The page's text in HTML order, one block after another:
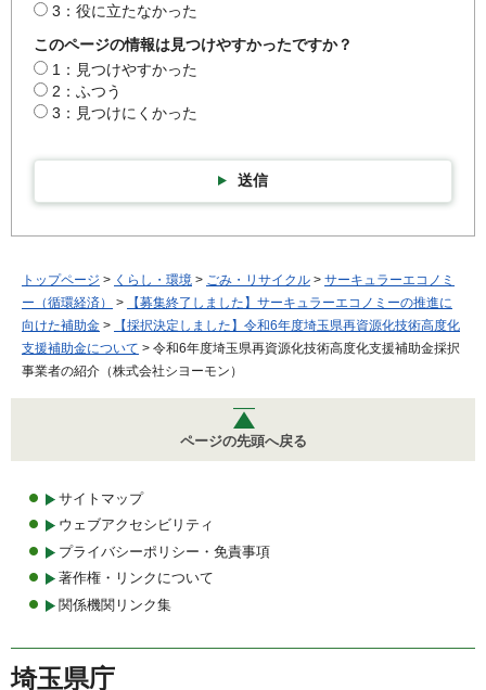
3：役に立たなかった
このページの情報は見つけやすかったですか？
1：見つけやすかった
2：ふつう
3：見つけにくかった
送信
トップページ > くらし・環境 > ごみ・リサイクル > サーキュラーエコノミ
ー（循環経済）
>
【募集終了しました】サーキュラーエコノミーの推進に
向けた補助金 >
【採択決定しました】令和6年度埼玉県再資源化技術高度化
支援補助金について > 令和6年度埼玉県再資源化技術高度化支援補助金採択
事業者の紹介（株式会社シヨーモン）
ページの先頭へ戻る
サイトマップ
ウェブアクセシビリティ
プライバシーポリシー・免責事項
著作権・リンクについて
関係機関リンク集
埼玉県庁